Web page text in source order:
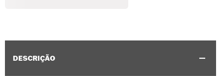
DESCRIÇÃO